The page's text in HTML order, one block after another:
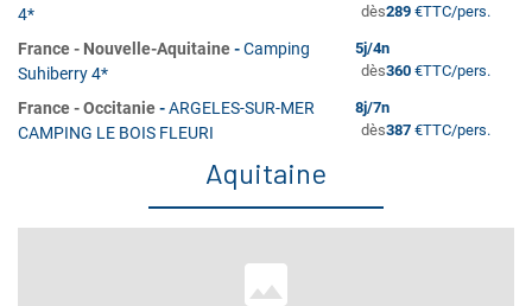
4*
dès289€TTC/pers.
France- Nouvelle-Aquitaine-Camping
Suhiberry 4*
5j/4n
dès360€TTC/pers.
France-Occitanie-ARGELES-SUR-MER
CAMPING LE BOIS FLEURI
8j/7n
dès387€TTC/pers.
Aquitaine